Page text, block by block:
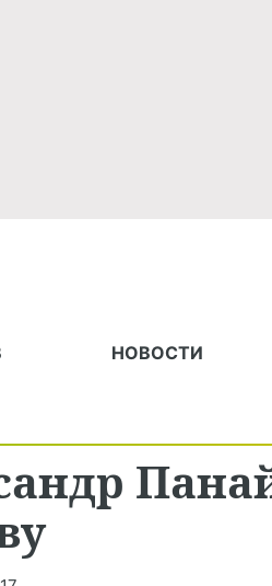
НОВОСТИ